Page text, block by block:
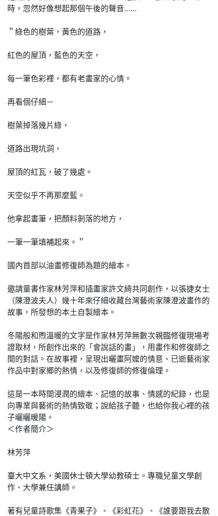
時，忽然好像想起那個午後的聲音……
＂綠色的樹葉，黃色的道路，
紅色的屋頂，藍色的天空，
每一筆色彩裡，都有老畫家的心情。
再看個仔細－
樹葉掉落幾片綠，
道路出現坑洞，
屋頂的紅瓦，破了幾處。
天空似乎不再那麼藍。
他拿起畫筆，把顏料剝落的地方，
一筆一筆填補起來。＂
國內首部以油畫修復師為題的繪本。
邀請童書作家林芳萍和插畫家許文綺共同創作，以張捷女士
（陳澄波夫人）幾十年來仔細收藏台灣藝術家陳澄波畫作的
故事，所發想的本土自製繪本。
冬陽般和煦溫暖的文字是作家林芳萍無數次親臨修復現場考
證取材，所創作出來的「會說話的畫」，用畫作和修復師之
間的對話。在故事裡，呈現出曬畫阿嬤的情意、已逝藝術家
作品中對家鄉的熱情，以及修復師的修復倫理。
這是一本時間浸潤的繪本、記憶的故事、情感的紀錄，也是
向專業與藝術的熱情致敬；說給孩子聽，也給你我心裡的孩
子曬曬暖陽。
＜作者簡介＞
林芳萍
臺大中文系，美國休士頓大學幼教碩士。專職兒童文學創
作、大學兼任講師。
著有兒童詩歌集《青果子》、《彩虹花》、《誰要跟我去散